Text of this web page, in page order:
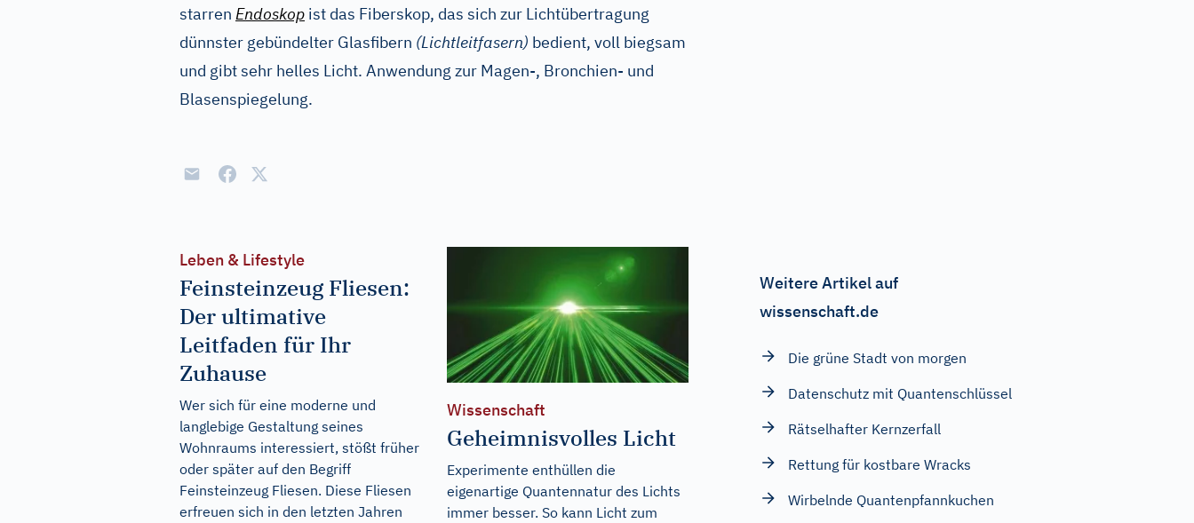
starren Endoskop ist das Fiberskop, das sich zur Lichtübertragung
dünnster gebündelter Glasfibern (Lichtleitfasern) bedient, voll biegsam
und gibt sehr helles Licht. Anwendung zur Magen-, Bronchien- und
Blasenspiegelung.
Leben & Lifestyle
Feinsteinzeug Fliesen:
Der ultimative
Leitfaden für Ihr
Zuhause
Wer sich für eine moderne und
langlebige Gestaltung seines
Wohnraums interessiert, stößt früher
oder später auf den Begriff
Feinsteinzeug Fliesen. Diese Fliesen
erfreuen sich in den letzten Jahren
Wissenschaft
Geheimnisvolles Licht
Experimente enthüllen die
eigenartige Quantennatur des Lichts
immer besser. So kann Licht zum
Weitere Artikel auf
wissenschaft.de
Die grüne Stadt von morgen
Datenschutz mit Quantenschlüssel
Rätselhafter Kernzerfall
Rettung für kostbare Wracks
Wirbelnde Quantenpfannkuchen